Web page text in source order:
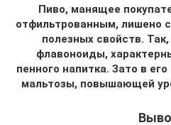
Пиво, манящее
отфильтрованным, лишено
полезных свойств.
флавоноиды,
пенного напитка. Зато в
мальтозы, повышающей